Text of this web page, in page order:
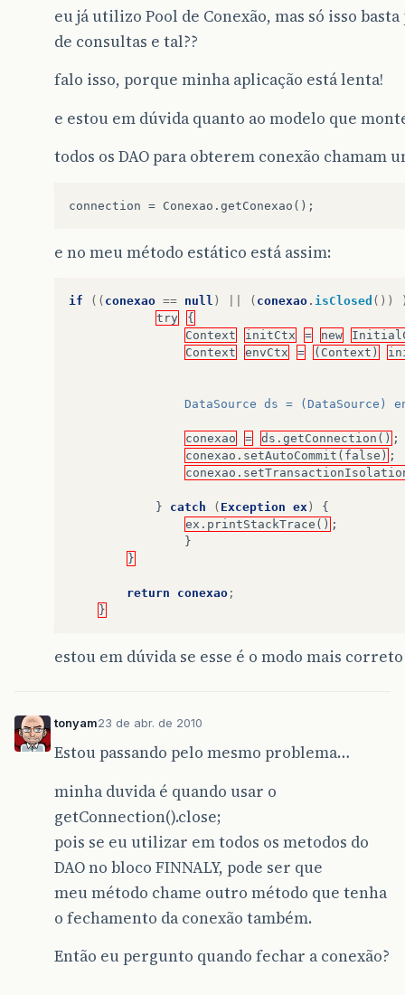
eu já utilizo Pool de Conexão, mas só isso
de consultas e tal??
falo isso, porque minha aplicação está lenta!
e estou em dúvida quanto ao modelo que
todos os DAO para obterem conexão chamam
e no meu método estático está assim:
if (( conexao == null ) ( conexao . isClosed ())
try
{
Context
initCtx = new
Context
envCtx = (Context)
DataSource ds = (DataSource)
conexao = ds.getConnection() ;
conexao.setAutoCommit(false) ;
} catch ( Exception ex )
{
ex.printStackTrace() ;
}
}
return conexao ;
}
estou em dúvida se esse é o modo mais
tonyam23 de abr. de 2010
Estou passando pelo mesmo problema…
minha duvida é quando usar o
getConnection().close;
pois se eu utilizar em todos os metodos do
DAO no bloco FINNALY, pode ser que
meu método chame outro método que tenha
o fechamento da conexão também.
Então eu pergunto quando fechar a conexão?